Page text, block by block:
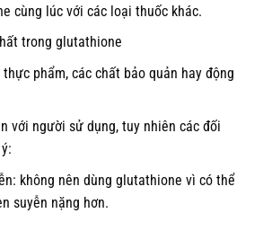
cùng lúc với các loại thuốc khác.
trong glutathione
phẩm, các chất bảo quản hay động
với người sử dụng, tuy nhiên các đối
không nên dùng glutathione vì có thể
suyễn nặng hơn.